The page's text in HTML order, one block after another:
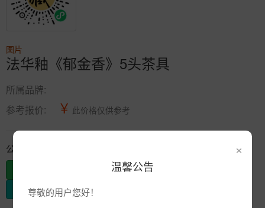
×
温馨公告
尊敬的用户您好！
图片
法华釉《郁金香》5头茶具
所属品牌:
参考报价:
¥ 此价格仅供参考
公司信息
发布供应